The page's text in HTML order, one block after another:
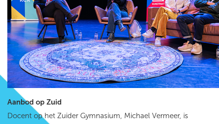
Aanbod op Zuid
Docent op het Zuider Gymnasium, Michael Vermeer, is